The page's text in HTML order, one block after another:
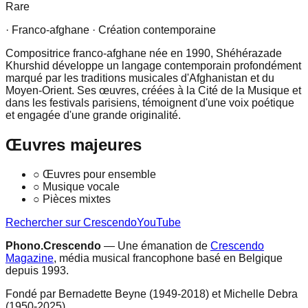
Rare
· Franco-afghane · Création contemporaine
Compositrice franco-afghane née en 1990, Shéhérazade
Khurshid développe un langage contemporain profondément
marqué par les traditions musicales d'Afghanistan et du
Moyen-Orient. Ses œuvres, créées à la Cité de la Musique et
dans les festivals parisiens, témoignent d'une voix poétique
et engagée d'une grande originalité.
Œuvres majeures
○ Œuvres pour ensemble
○ Musique vocale
○ Pièces mixtes
Rechercher sur CrescendoYouTube
Phono.Crescendo — Une émanation de Crescendo
Magazine, média musical francophone basé en Belgique
depuis 1993.
Fondé par Bernadette Beyne (1949-2018) et Michelle Debra